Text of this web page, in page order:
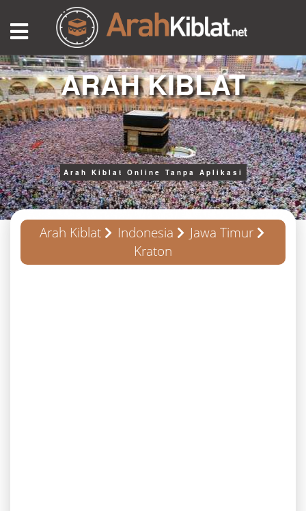
ARAH KIBLAT
Arah Kiblat Online Tanpa Aplikasi
Arah Kiblat Indonesia
Jawa Timur
Kraton